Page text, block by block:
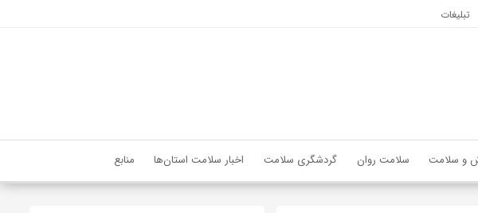
تبلیغات
و سلامت سلامت روان گردشگری سلامت اخبار سلامت استان‌ها منابع